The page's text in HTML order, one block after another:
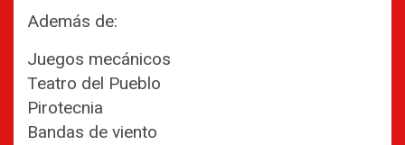
Además de:
Juegos mecánicos
Teatro del Pueblo
Pirotecnia
Bandas de viento